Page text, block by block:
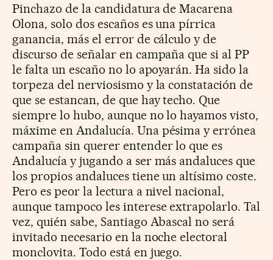
Pinchazo de la candidatura de Macarena
Olona, solo dos escaños es una pírrica
ganancia, más el error de cálculo y de
discurso de señalar en campaña que si al PP
le falta un escaño no lo apoyarán. Ha sido la
torpeza del nerviosismo y la constatación de
que se estancan, de que hay techo. Que
siempre lo hubo, aunque no lo hayamos visto,
máxime en Andalucía. Una pésima y errónea
campaña sin querer entender lo que es
Andalucía y jugando a ser más andaluces que
los propios andaluces tiene un altísimo coste.
Pero es peor la lectura a nivel nacional,
aunque tampoco les interese extrapolarlo. Tal
vez, quién sabe, Santiago Abascal no será
invitado necesario en la noche electoral
monclovita. Todo está en juego.